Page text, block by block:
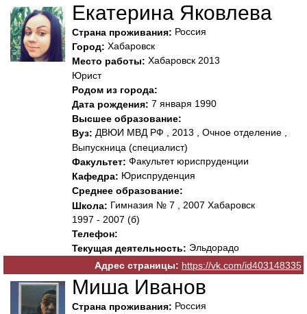
Екатерина Яковлева
Страна проживания: Россия
Город: Хабаровск
Место работы: Хабаровск 2013
Юрист
Родом из города:
Дата рождения: 7 января 1990
Высшее образование:
Вуз: ДВЮИ МВД РФ , 2013 , Очное отделение ,
Выпускница (специалист)
Факультет: Факультет юриспруденции
Кафедра: Юриспруденция
Среднее образование:
Школа: Гимназия № 7 , 2007 Хабаровск
1997 - 2007 (б)
Телефон:
Текущая деятельность: Эльдорадо
Адрес страницы: https://vk.com/id403148335
Миша Иванов
Страна проживания: Россия